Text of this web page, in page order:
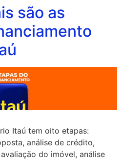
são as
Itaú tem oito etapas:
análise de crédito,
do imóvel, análise